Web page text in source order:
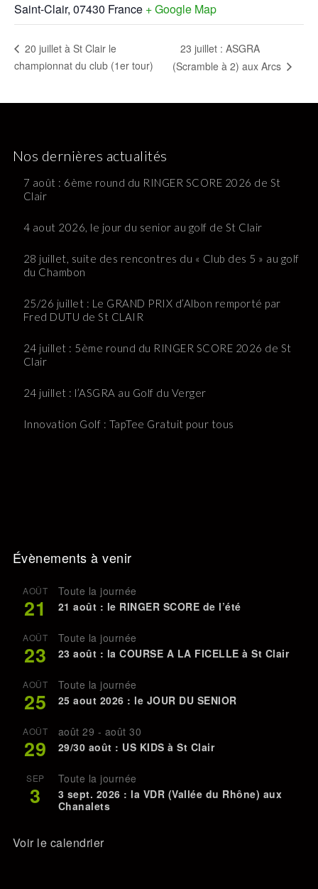
Saint-Clair, 07430 France + Google Map
20 juillet à St Clair le
championnat du club (1er tour)
23 juillet : ASGRA
(Scramble à 2) aux Arcs
Nos dernières actualités
7 août : 6ème round du RINGER SCORE 2026 de St
Clair
4 aout 2026, le jour du senior au golf de St Clair
28 juillet, suite des rencontres du « Club des 5 » au golf
du Chambon
25/26 juillet : Le GRAND PRIX d’Albon remporté par
Fred DUTU de St CLAIR
24 juillet : 5ème round du RINGER SCORE 2026 de St
Clair
24 juillet : l’ASGRA au Golf du Verger
Innovation Golf : TapTee Gratuit pour tous
Évènements à venir
AOÛT
21
Toute la journée
21 août : le RINGER SCORE de l’été
AOÛT
23
Toute la journée
23 août : la COURSE A LA FICELLE à St Clair
AOÛT
25
Toute la journée
25 aout 2026 : le JOUR DU SENIOR
AOÛT
29
août 29 - août 30
29/30 août : US KIDS à St Clair
SEP
3
Toute la journée
3 sept. 2026 : la VDR (Vallée du Rhône) aux
Chanalets
Voir le calendrier